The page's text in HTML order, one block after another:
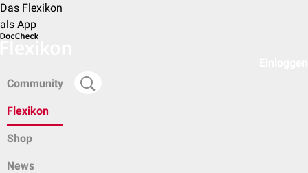
Das Flexikon
als App
Community
Flexikon
Shop
News